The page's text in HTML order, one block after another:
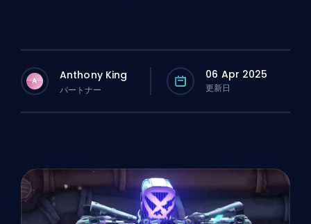
A Anthony King
パートナー
06 Apr 2025
更新日